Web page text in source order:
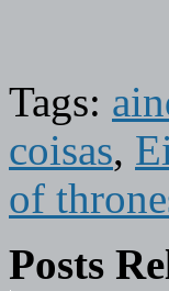
Tags:
coisas,
of
Posts